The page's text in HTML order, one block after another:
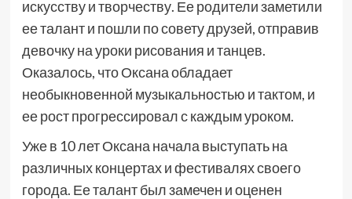
искусству и творчеству. Ее родители заметили
ее талант и пошли по совету друзей, отправив
девочку на уроки рисования и танцев.
Оказалось, что Оксана обладает
необыкновенной музыкальностью и тактом, и
ее рост прогрессировал с каждым уроком.
Уже в 10 лет Оксана начала выступать на
различных концертах и фестивалях своего
города. Ее талант был замечен и оценен